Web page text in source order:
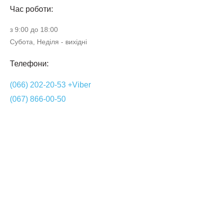
Час роботи:
з 9:00 до 18:00
Субота, Неділя - вихідні
Телефони:
(066) 202-20-53 +Viber
(067) 866-00-50